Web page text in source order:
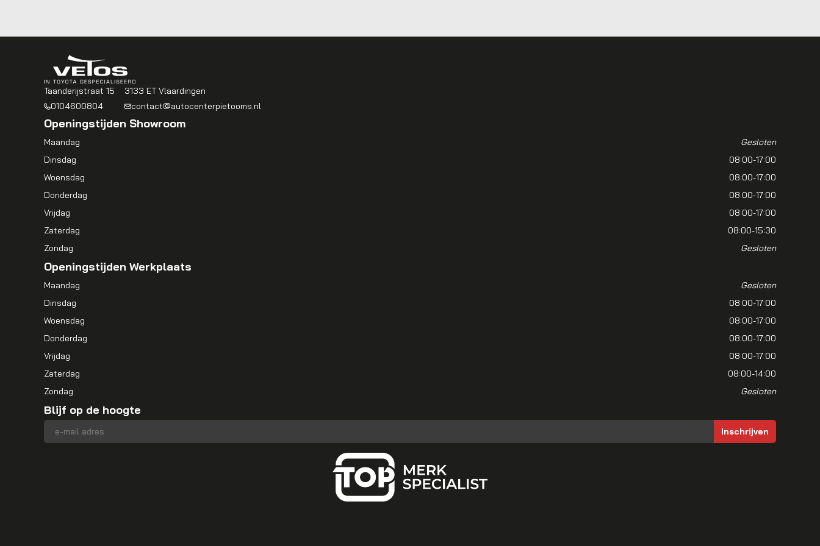
Taanderijstraat 15
3133 ET Vlaardingen
0104600804
contact@autocenterpietooms.nl
Openingstijden Showroom
Maandag
Gesloten
Dinsdag
08:00-17:00
Woensdag
08:00-17:00
Donderdag
08:00-17:00
Vrijdag
08:00-17:00
Zaterdag
08:00-15:30
Zondag
Gesloten
Openingstijden Werkplaats
Maandag
Gesloten
Dinsdag
08:00-17:00
Woensdag
08:00-17:00
Donderdag
08:00-17:00
Vrijdag
08:00-17:00
Zaterdag
08:00-14:00
Zondag
Gesloten
Blijf op de hoogte
E-mailadres